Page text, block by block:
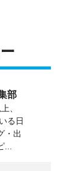
部
、
る日
・出